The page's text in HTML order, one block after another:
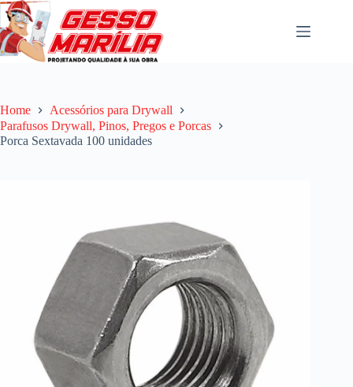
Pular
para
o
conteúdo
Home
Acessórios para Drywall
Parafusos Drywall, Pinos, Pregos e Porcas
Porca Sextavada 100 unidades